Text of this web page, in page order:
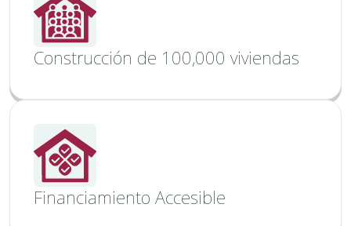
Construcción de 100,000 viviendas
Financiamiento Accesible